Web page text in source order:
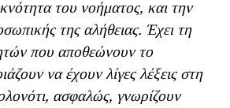
του νοήματος, και την
της αλήθειας. Έχει τη
που αποθεώνουν το
να έχουν λίγες λέξεις στη
ασφαλώς, γνωρίζουν